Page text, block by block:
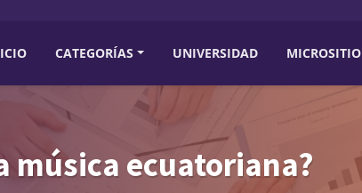
CATEGORÍAS UNIVERSIDAD MICROSITIO
música ecuatoriana?